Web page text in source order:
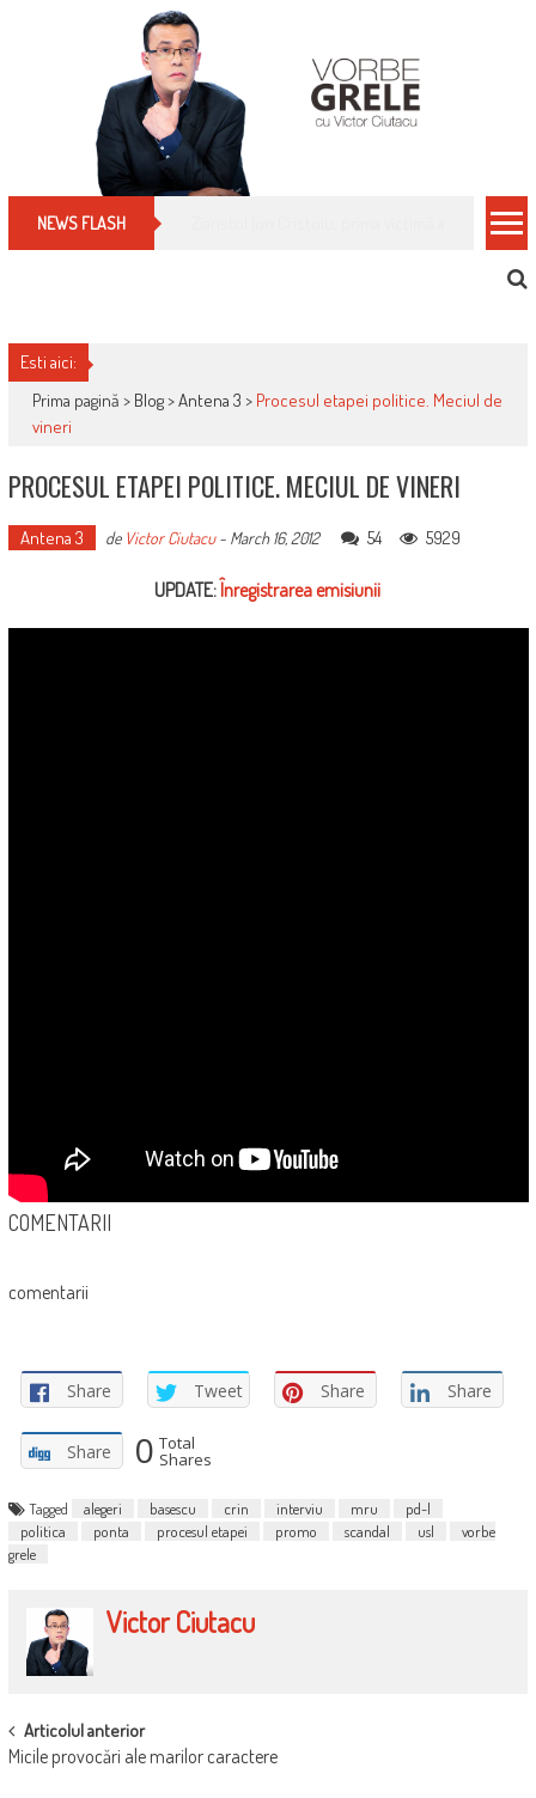
NEWS FLASH Cum îți schimbi, rapid, gratuit și eficient,
Esti aici:
Prima pagină > Blog>Antena 3 > Procesul etapei politice. Meciul de
vineri
PROCESUL ETAPEI POLITICE. MECIUL DE VINERI
Antena 3 de Victor Ciutacu- March 16, 2012 54 5929
UPDATE: Înregistrarea emisiunii
COMENTARII
comentarii
Share Tweet Share Share
Share 0 Total
Shares
Tagged alegeri basescu crin interviu mru
pd-l
politica
ponta procesul etapei promo scandal usl
vorbe
grele
Victor Ciutacu
POST
NAVIGATION
Articolul anterior
Micile provocări ale marilor caractere